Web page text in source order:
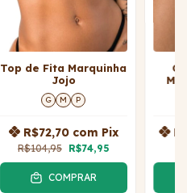
Top de Fita Marquinha
Jojo
G M P
R$104,95 R$74,95
R$72,70 com Pix
COMPRAR